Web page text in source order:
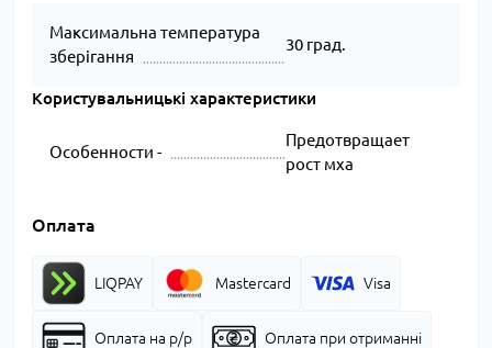
Максимальна температура
зберігання
30 град.
Користувальницькі характеристики
Особенности -
Предотвращает
рост мха
Оплата
LIQPAY Mastercard Visa
Оплата на р/р Оплата при отриманні